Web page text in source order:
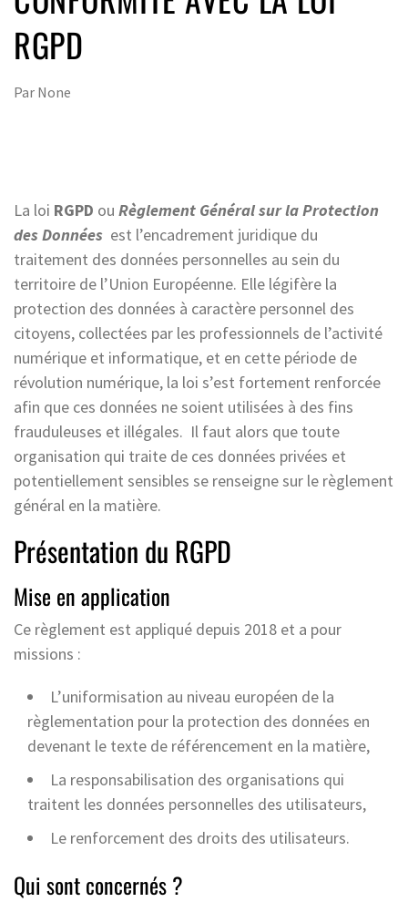
RGPD
Par None
La loi RGPD ou Règlement Général sur la Protection
des Données est l’encadrement juridique du
traitement des données personnelles au sein du
territoire de l’Union Européenne. Elle légifère la
protection des données à caractère personnel des
citoyens, collectées par les professionnels de l’activité
numérique et informatique, et en cette période de
révolution numérique, la loi s’est fortement renforcée
afin que ces données ne soient utilisées à des fins
frauduleuses et illégales. Il faut alors que toute
organisation qui traite de ces données privées et
potentiellement sensibles se renseigne sur le règlement
général en la matière.
Présentation du RGPD
Mise en application
Ce règlement est appliqué depuis 2018 et a pour
missions :
L’uniformisation au niveau européen de la
règlementation pour la protection des données en
devenant le texte de référencement en la matière,
La responsabilisation des organisations qui
traitent les données personnelles des utilisateurs,
Le renforcement des droits des utilisateurs.
Qui sont concernés ?